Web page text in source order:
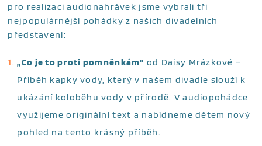
pro realizaci audionahrávek jsme vybrali tři
nejpopulárnější pohádky z našich divadelních
představení:
„Co je to proti pomněnkám“ od Daisy Mrázkové –
Příběh kapky vody, který v našem divadle slouží k
ukázání koloběhu vody v přírodě. V audiopohádce
využijeme originální text a nabídneme dětem nový
pohled na tento krásný příběh.